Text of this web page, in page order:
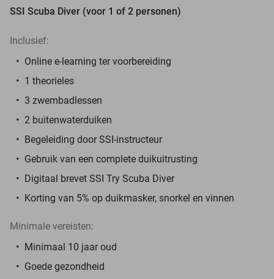
SSI Scuba Diver (voor 1 of 2 personen)
Inclusief:
Online e-learning ter voorbereiding
1 theorieles
3 zwembadlessen
2 buitenwaterduiken
Begeleiding door SSI-instructeur
Gebruik van een complete duikuitrusting
Digitaal brevet SSI Try Scuba Diver
Korting van 5% op duikmasker, snorkel en vinnen
Minimale vereisten:
Minimaal 10 jaar oud
Goede gezondheid